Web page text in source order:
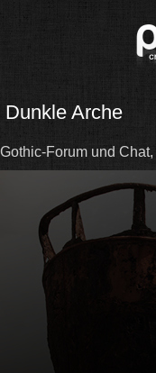
Dunkle Arche
Gothic-Forum und